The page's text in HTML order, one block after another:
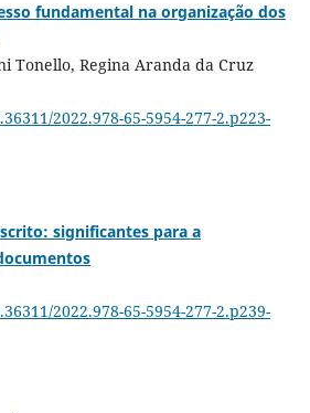
fundamental na organização dos
Tonello, Regina Aranda da Cruz
2022.978-65-5954-277-2.p223-
significantes para a
2022.978-65-5954-277-2.p239-